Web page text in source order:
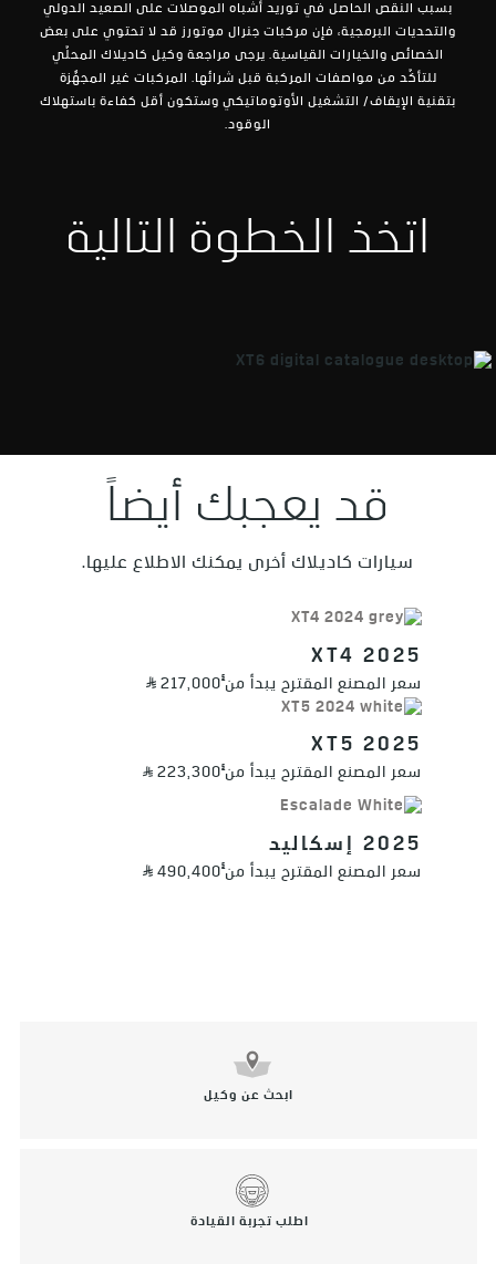
بسبب النقص الحاصل في توريد أشباه الموصلات على الصعيد الدولي
والتحديات البرمجية، فإن مركبات جنرال موتورز قد لا تحتوي على بعض
الخصائص والخيارات القياسية. يرجى مراجعة وكيل كاديلاك المحلّي
للتأكّد من مواصفات المركبة قبل شرائها. المركبات غير المجهَّزة
بتقنية الإيقاف/ التشغيل الأوتوماتيكي وستكون أقل كفاءة باستهلاك
الوقود.
اتخذ الخطوة التالية
قد يعجبك أيضاً
سيارات كاديلاك أخرى يمكنك الاطلاع عليها.
2025 XT4
سعر المصنع المقترح يبدأ من§
217,000
2025 XT5
سعر المصنع المقترح يبدأ من§
223,300
2025 إسكاليد
سعر المصنع المقترح يبدأ من§
490,400
ابحث عن وكيل
اطلب تجربة القيادة